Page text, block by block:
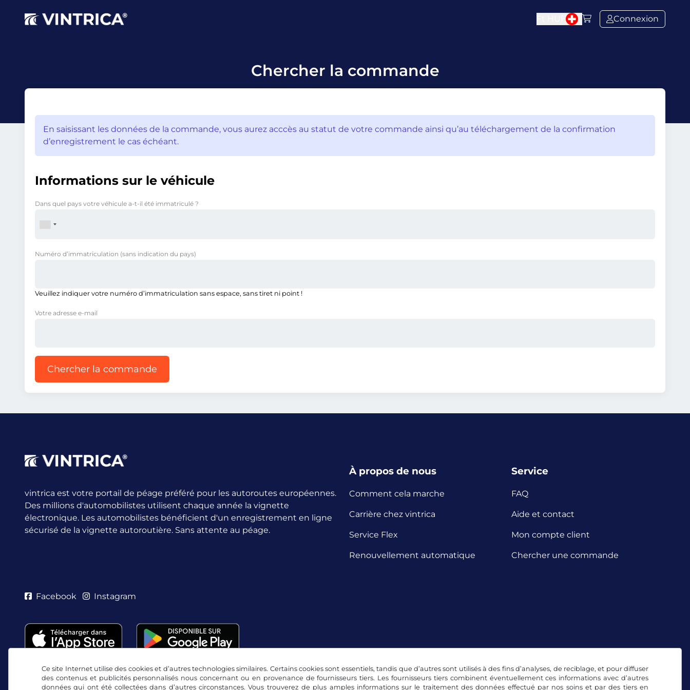
Ce site Internet utilise des cookies et d’autres technologies similaires. Certains cookies sont essentiels, tandis que d’autres sont utilisés à des fins d’analyses, de reciblage, et pour diffuser
des contenus et publicités personnalisés nous concernant ou en provenance de fournisseurs tiers. Les fournisseurs tiers combinent éventuellement ces informations avec d’autres
données qui ont été collectées dans d’autres circonstances. Vous trouverez de plus amples informations sur le traitement des données effectué par nos soins et par des tiers en
Connexion
Chercher la commande
En saisissant les données de la commande, vous aurez acccès au statut de votre commande ainsi qu’au téléchargement de la confirmation
d’enregistrement le cas échéant.
Informations sur le véhicule
Dans quel pays votre véhicule a-t-il été immatriculé ?
Numéro d’immatriculation (sans indication du pays)
Veuillez indiquer votre numéro d’immatriculation sans espace, sans tiret ni point !
Votre adresse e-mail
Chercher la commande
vintrica est votre portail de péage préféré pour les autoroutes européennes.
Des millions d'automobilistes utilisent chaque année la vignette
électronique. Les automobilistes bénéficient d'un enregistrement en ligne
sécurisé de la vignette autoroutière. Sans attente au péage.
À propos de nous
Comment cela marche
Carrière chez vintrica
Service Flex
Renouvellement automatique
Service
FAQ
Aide et contact
Mon compte client
Chercher une commande
Facebook Instagram